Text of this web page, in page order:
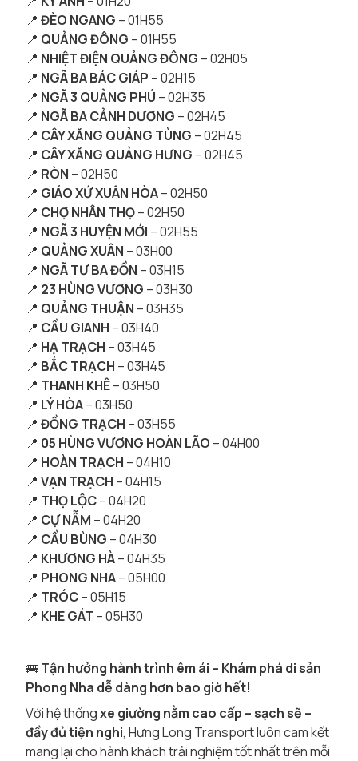
📍 ĐÈO NGANG – 01H55
📍 QUẢNG ĐÔNG – 01H55
📍 NHIỆT ĐIỆN QUẢNG ĐÔNG – 02H05
📍 NGÃ BA BÁC GIÁP – 02H15
📍 NGÃ 3 QUẢNG PHÚ – 02H35
📍 NGÃ BA CẢNH DƯƠNG – 02H45
📍 CÂY XĂNG QUẢNG TÙNG – 02H45
📍 CÂY XĂNG QUẢNG HƯNG – 02H45
📍 RÒN – 02H50
📍 GIÁO XỨ XUÂN HÒA– 02H50
📍 CHỢ NHÂN THỌ– 02H50
📍 NGÃ 3 HUYỆN MỚI – 02H55
📍 QUẢNG XUÂN – 03H00
📍 NGÃ TƯ BA ĐỒN – 03H15
📍 23 HÙNG VƯƠNG – 03H30
📍 QUẢNG THUẬN – 03H35
📍 CẦU GIANH – 03H40
📍 HẠ TRẠCH – 03H45
📍 BẮC TRẠCH – 03H45
📍 THANH KHÊ– 03H50
📍 LÝ HÒA– 03H50
📍 ĐỒNG TRẠCH – 03H55
📍 05 HÙNG VƯƠNG HOÀN LÃO – 04H00
📍 HOÀN TRẠCH – 04H10
📍 VẠN TRẠCH – 04H15
📍 THỌ LỘC– 04H20
📍 CỰ NẪM – 04H20
📍 CẦU BÙNG – 04H30
📍 KHƯƠNG HÀ– 04H35
📍 PHONG NHA– 05H00
📍 TRÓC– 05H15
📍 KHE GÁT – 05H30
🚌Tận hưởng hành trình êm ái – Khám phá di sản
Phong Nha dễ dàng hơn bao giờ hết!
Với hệ thốngxe giường nằm cao cấp – sạch sẽ –
đầy đủ tiện nghi, Hưng Long Transport luôn cam kết
mang lại cho hành khách trải nghiệm tốt nhất trên mỗi